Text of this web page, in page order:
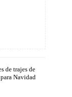
de trajes de
Navidad